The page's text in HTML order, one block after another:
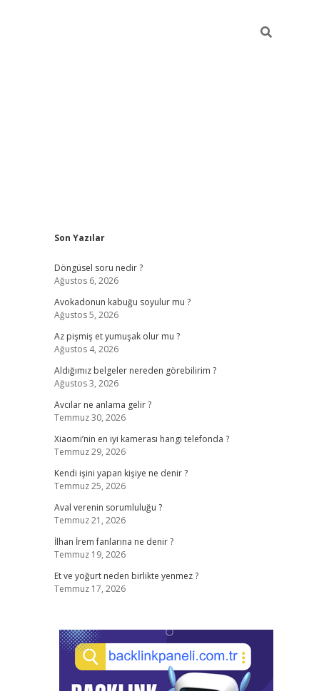
Sidebar
Son Yazılar
Döngüsel soru nedir ?
Ağustos 6, 2026
Avokadonun kabuğu soyulur mu ?
Ağustos 5, 2026
Az pişmiş et yumuşak olur mu ?
Ağustos 4, 2026
Aldığımız belgeler nereden görebilirim ?
Ağustos 3, 2026
Avcılar ne anlama gelir ?
Temmuz 30, 2026
Xiaomi’nin en iyi kamerası hangi telefonda ?
Temmuz 29, 2026
Kendi işini yapan kişiye ne denir ?
Temmuz 25, 2026
Aval verenin sorumluluğu ?
Temmuz 21, 2026
İlhan İrem fanlarına ne denir ?
Temmuz 19, 2026
Et ve yoğurt neden birlikte yenmez ?
Temmuz 17, 2026